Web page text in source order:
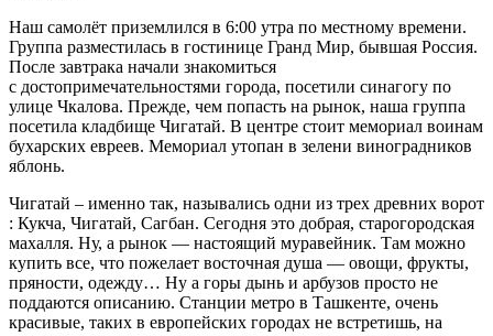
Наш самолёт приземлился в 6:00 утра по местному времени.
Группа разместилась в гостинице Гранд Мир, бывшая Россия.
После завтрака начали знакомиться
с достопримечательностями города, посетили синагогу по
улице Чкалова. Прежде, чем попасть на рынок, наша группа
посетила кладбище Чигатай. В центре стоит мемориал воинам
бухарских евреев. Мемориал утопан в зелени виноградников
яблонь.
Чигатай – именно так, назывались одни из трех древних ворот
: Кукча, Чигатай, Сагбан. Сегодня это добрая, старогородская
махалля. Ну, а рынок — настоящий муравейник. Там можно
купить все, что пожелает восточная душа — овощи, фрукты,
пряности, одежду… Ну а горы дынь и арбузов просто не
поддаются описанию. Станции метро в Ташкенте, очень
красивые, таких в европейских городах не встретишь, на